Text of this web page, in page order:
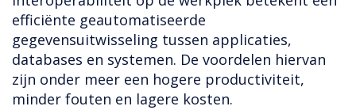
efficiënte geautomatiseerde
gegevensuitwisseling tussen applicaties,
databases en systemen. De voordelen hiervan
zijn onder meer een hogere productiviteit,
minder fouten en lagere kosten.